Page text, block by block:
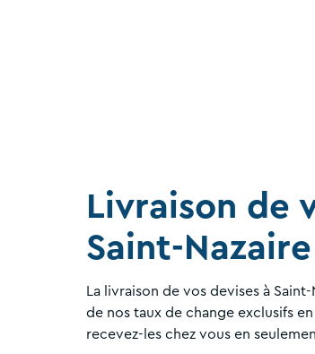
Livraison de
Saint-Nazaire
La livraison de vos devises à
de nos taux de change exclusifs
recevez-les chez vous en